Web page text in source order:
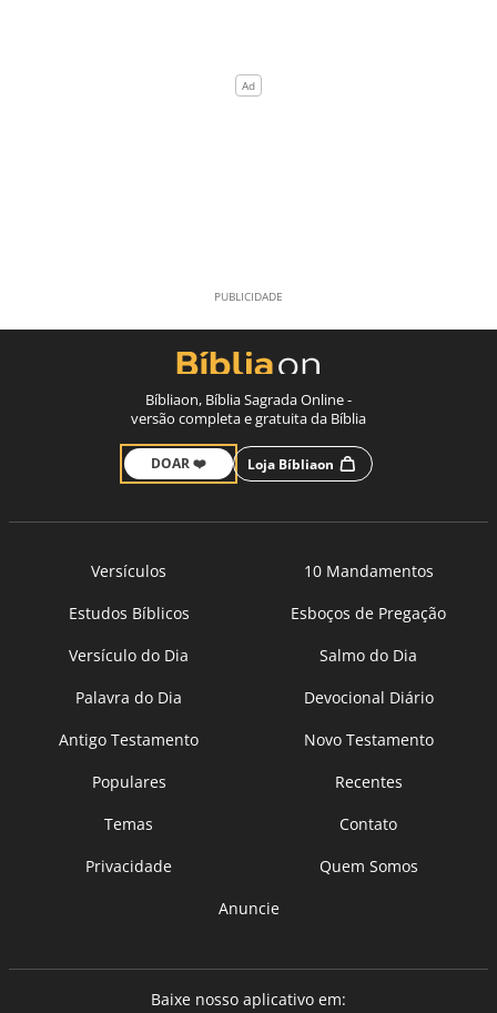
Bíbliaon, Bíblia Sagrada Online -
versão completa e gratuita da Bíblia
DOAR ❤️ Loja Bíbliaon
Versículos
10 Mandamentos
Estudos Bíblicos
Esboços de Pregação
Versículo do Dia
Salmo do Dia
Palavra do Dia
Devocional Diário
Antigo Testamento
Novo Testamento
Populares
Recentes
Temas
Contato
Privacidade
Quem Somos
Anuncie
Baixe nosso aplicativo em: